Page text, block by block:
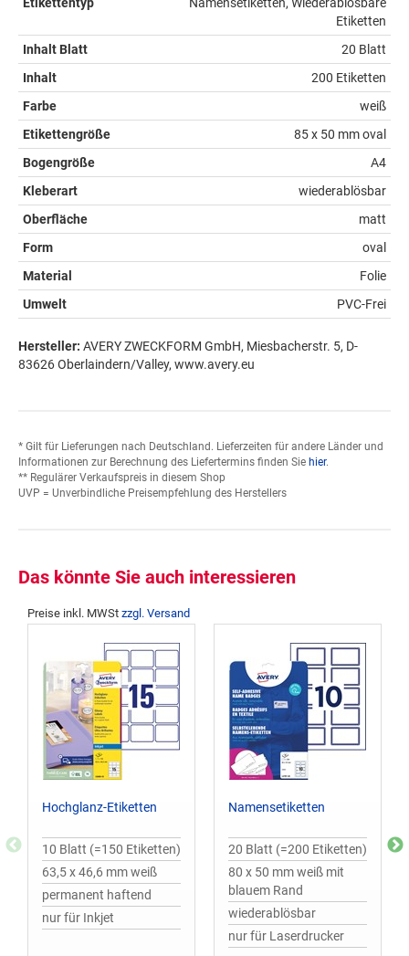
Etiketten
Inhalt Blatt
20 Blatt
Inhalt
200 Etiketten
Farbe
weiß
Etikettengröße
85 x 50 mm oval
Bogengröße
A4
Kleberart
wiederablösbar
Oberfläche
matt
Form
oval
Material
Folie
Umwelt
PVC-Frei
Hersteller: AVERY ZWECKFORM GmbH, Miesbacherstr. 5, D-
83626 Oberlaindern/Valley, www.avery.eu
* Gilt für Lieferungen nach Deutschland. Lieferzeiten für andere Länder und
Informationen zur Berechnung des Liefertermins finden Sie hier.
** Regulärer Verkaufspreis in diesem Shop
UVP = Unverbindliche Preisempfehlung des Herstellers
Das könnte Sie auch interessieren
Preise inkl. MWSt zzgl. Versand
Hochglanz-Etiketten
10 Blatt (=150 Etiketten)
63,5 x 46,6 mm weiß
permanent haftend
nur für Inkjet
Namensetiketten
20 Blatt (=200 Etiketten)
80 x 50 mm weiß mit
blauem Rand
wiederablösbar
nur für Laserdrucker